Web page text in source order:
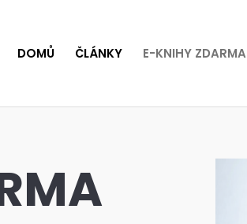
DOMŮ ČLÁNKY E-KNIHY ZDARMA